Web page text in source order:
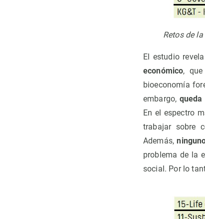
Retos de
El estudio
económico,
bioeconomía
embargo,
En el espectro
trabajar sobre
Además,
problema de la
social. Por lo